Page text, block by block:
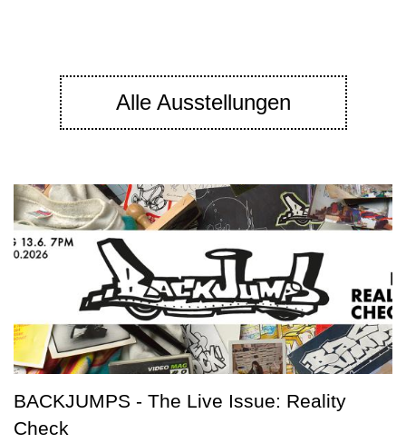
Alle Ausstellungen
BACKJUMPS - The Live Issue: Reality
Check